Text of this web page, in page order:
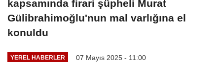
kapsamında firari şüpheli Murat
Gülibrahimoğlu'nun mal varlığına el
konuldu
YEREL HABERLER 07 Mayıs 2025 - 11:00